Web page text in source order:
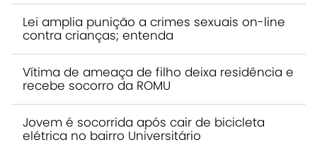
Lei amplia punição a crimes sexuais on-line
contra crianças; entenda
Vítima de ameaça de filho deixa residência e
recebe socorro da ROMU
Jovem é socorrida após cair de bicicleta
elétrica no bairro Universitário